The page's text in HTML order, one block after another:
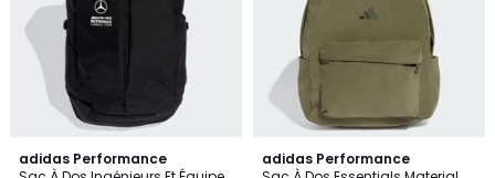
adidas Performance
5
adidas Performance
3